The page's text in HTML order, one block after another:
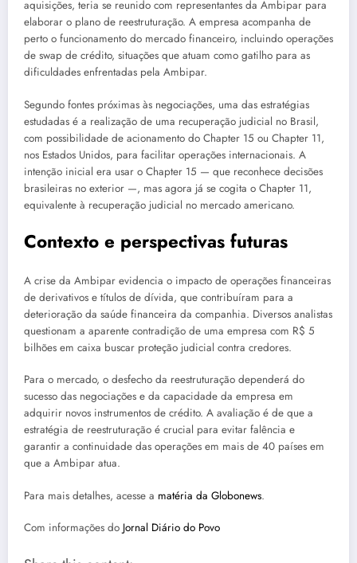
aquisições, teria se reunido com representantes da Ambipar para
elaborar o plano de reestruturação. A empresa acompanha de
perto o funcionamento do mercado financeiro, incluindo operações
de swap de crédito, situações que atuam como gatilho para as
dificuldades enfrentadas pela Ambipar.
Segundo fontes próximas às negociações, uma das estratégias
estudadas é a realização de uma recuperação judicial no Brasil,
com possibilidade de acionamento do Chapter 15 ou Chapter 11,
nos Estados Unidos, para facilitar operações internacionais. A
intenção inicial era usar o Chapter 15 — que reconhece decisões
brasileiras no exterior —, mas agora já se cogita o Chapter 11,
equivalente à recuperação judicial no mercado americano.
Contexto e perspectivas futuras
A crise da Ambipar evidencia o impacto de operações financeiras
de derivativos e títulos de dívida, que contribuíram para a
deterioração da saúde financeira da companhia. Diversos analistas
questionam a aparente contradição de uma empresa com R$ 5
bilhões em caixa buscar proteção judicial contra credores.
Para o mercado, o desfecho da reestruturação dependerá do
sucesso das negociações e da capacidade da empresa em
adquirir novos instrumentos de crédito. A avaliação é de que a
estratégia de reestruturação é crucial para evitar falência e
garantir a continuidade das operações em mais de 40 países em
que a Ambipar atua.
Para mais detalhes, acesse a matéria da Globonews.
Com informações do Jornal Diário do Povo